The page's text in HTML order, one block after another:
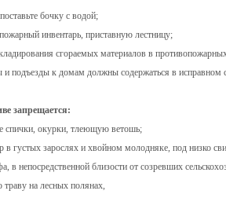
бочку с водой;
инвентарь, приставную лестницу;
сгораемых материалов в
и подъезды к домам должны содержаться в исправном
запрещается:
спички, окурки, тлеющую ветошь;
в густых зарослях и хвойном молодняке, под низко
в непосредственной близости от созревших
на лесных полянах,